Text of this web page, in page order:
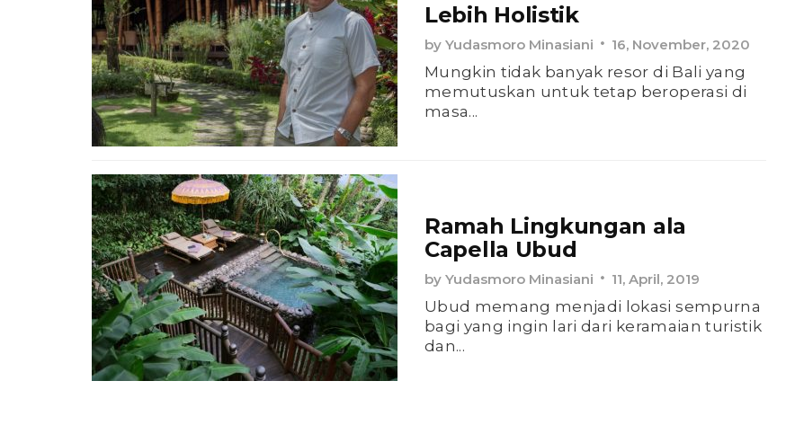
Lebih Holistik
by Yudasmoro Minasiani 16, November, 2020
Mungkin tidak banyak resor di Bali yang
memutuskan untuk tetap beroperasi di
masa...
Ramah Lingkungan ala
Capella Ubud
by Yudasmoro Minasiani 11, April, 2019
Ubud memang menjadi lokasi sempurna
bagi yang ingin lari dari keramaian turistik
dan...